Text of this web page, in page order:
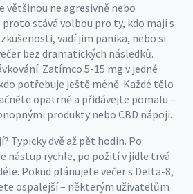
většinou ne agresivně nebo
stává volbou pro ty, kdo mají s
vadí jim panika, nebo si
bez dramatických následků.
Zatímco 5-15 mg v jedné
potřebuje ještě méně. Každé tělo
opatrně a přidávejte pomalu –
produkty nebo CBD nápoji.
Typicky dvě až pět hodin. Po
nástup rychle, po požití v jídle trvá
Pokud plánujete večer s Delta-8,
ospalejší – některým uživatelům